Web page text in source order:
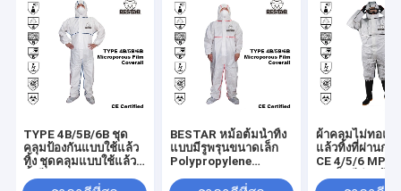
TYPE 4B/5B/6B ชุด
คลุมป้องกันแบบใช้แล้ว
ทิ้ง ชุดคลุมแบบใช้แล้ว
BESTAR หม้อต้มน้ำทิ้ง
แบบมีรูพรุนขนาดเล็ก
Polypropylene
4B/5B/6B
ผ้าคลุมไม่ทอแบ
แล้วทิ้งที่ผ่านกา
CE 4/5/6 MP พ
คล้องนิ้วหัวแม่มื